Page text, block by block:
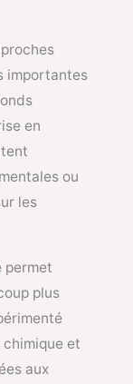
importantes
en
ou
les
permet
plus
et
aux